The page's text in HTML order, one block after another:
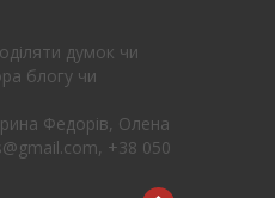
думок чи
блогу чи
Федорів, Олена
+38 050